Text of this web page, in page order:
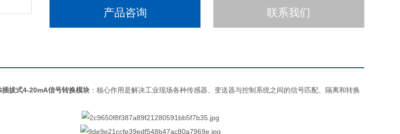
产品咨询 联系我们
插拔式4-20mA信号转换模块 ：核心作用是解决工业现场各种传感器、变送器与控制系统之间的信号匹配、隔离和转换